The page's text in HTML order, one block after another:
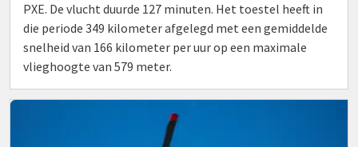
PXE. De vlucht duurde 127 minuten. Het toestel heeft in
die periode 349 kilometer afgelegd met een gemiddelde
snelheid van 166 kilometer per uur op een maximale
vlieghoogte van 579 meter.